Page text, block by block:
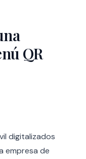
QR
digitalizados
empresa de